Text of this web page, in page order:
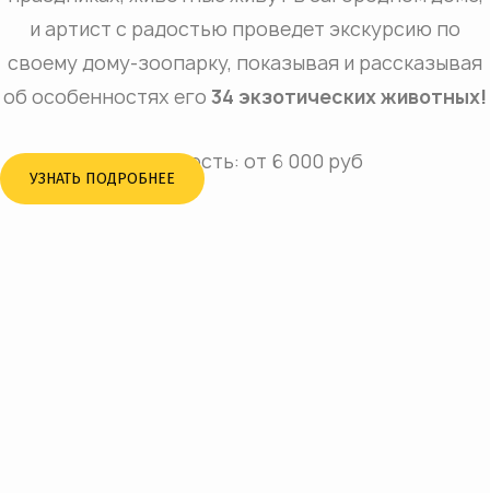
и артист с радостью проведет экскурсию по
своему дому-зоопарку, показывая и рассказывая
об особенностях его 34 экзотических животных!
Стоимость: от 6 000 руб
УЗНАТЬ ПОДРОБНЕЕ